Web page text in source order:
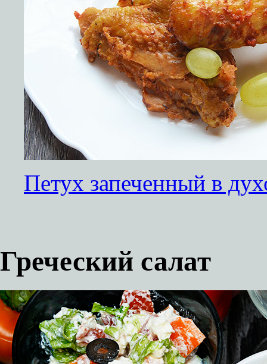
Петух запеченный в
Греческий салат